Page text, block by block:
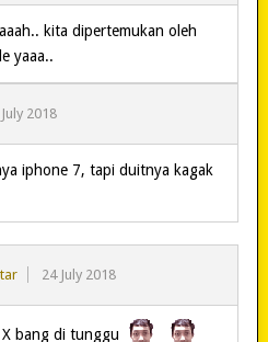
kita dipertemukan oleh
yaaa..
2018
iphone 7, tapi duitnya kagak
24 July 2018
bang di tunggu